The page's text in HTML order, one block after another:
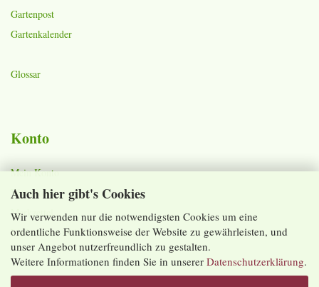
Auch hier gibt's Cookies
Wir verwenden nur die notwendigsten Cookies um eine
ordentliche Funktionsweise der Website zu gewährleisten, und
unser Angebot nutzerfreundlich zu gestalten.
Weitere Informationen finden Sie in unserer Datenschutzerklärung.
Gartenpost
Gartenkalender
Glossar
Konto
Mein Konto
Warenkorb
Merkzettel
Lieferzeiten und Versandkosten